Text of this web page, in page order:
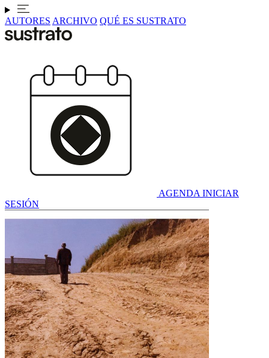
AUTORES ARCHIVO QUÉ ES SUSTRATO
AGENDA INICIAR
SESIÓN